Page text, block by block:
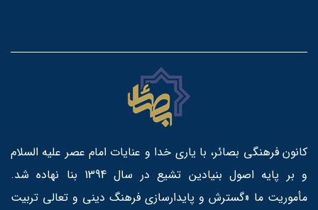
کانون فرهنگی بصائر، با یاری خدا و عنایات امام عصر علیه السلام
و بر پایه اصول بنیادین تشیع در سال 1394 بنا نهاده شد.
مأموریت ما «گسترش و پایدارسازی فرهنگ دینی و تعالی تربیت